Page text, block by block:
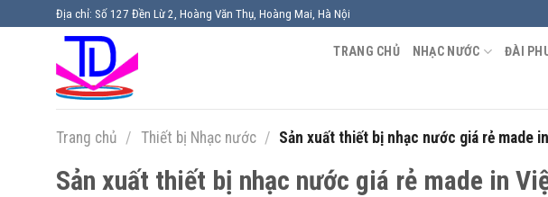
Địa chỉ: Số 127 Đền Lừ 2, Hoàng Văn Thụ, Hoàng Mai, Hà Nội
TRANG CHỦ NHẠC NƯỚC ĐÀI
Trang chủ / Thiết bị Nhạc nước / Sản xuất thiết bị nhạc nước giá rẻ made
Sản xuất thiết bị nhạc nước giá rẻ made in